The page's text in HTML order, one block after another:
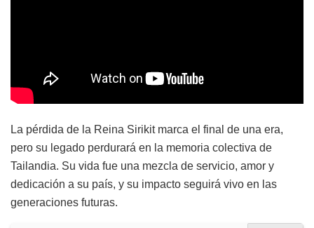
La pérdida de la Reina Sirikit marca el final de una era,
pero su legado perdurará en la memoria colectiva de
Tailandia. Su vida fue una mezcla de servicio, amor y
dedicación a su país, y su impacto seguirá vivo en las
generaciones futuras.